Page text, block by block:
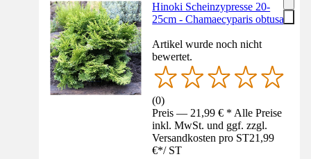
Hinoki Scheinzypresse 20-
25cm - Chamaecyparis obtusa
Artikel wurde noch nicht
bewertet.
(0)
Preis — 21,99 € * Alle Preise
inkl. MwSt. und ggf. zzgl.
Versandkosten pro ST21,99
€*/ ST